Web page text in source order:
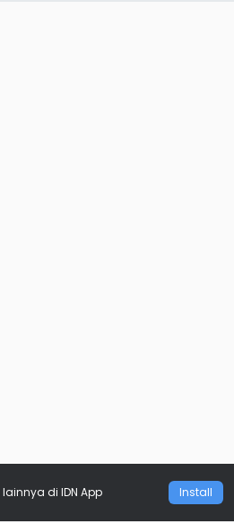
lainnya di IDN App Install